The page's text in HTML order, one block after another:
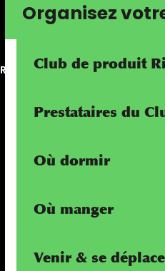
Organisez
Club de produit
Prestataires du
Où dormir
Où manger
Venir & se
RivierALP